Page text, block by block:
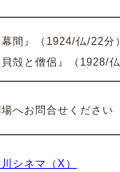
幕間』
（1924/仏/22分）
殻と僧侶』（1928/仏
へお問合せください
シネマ（X）